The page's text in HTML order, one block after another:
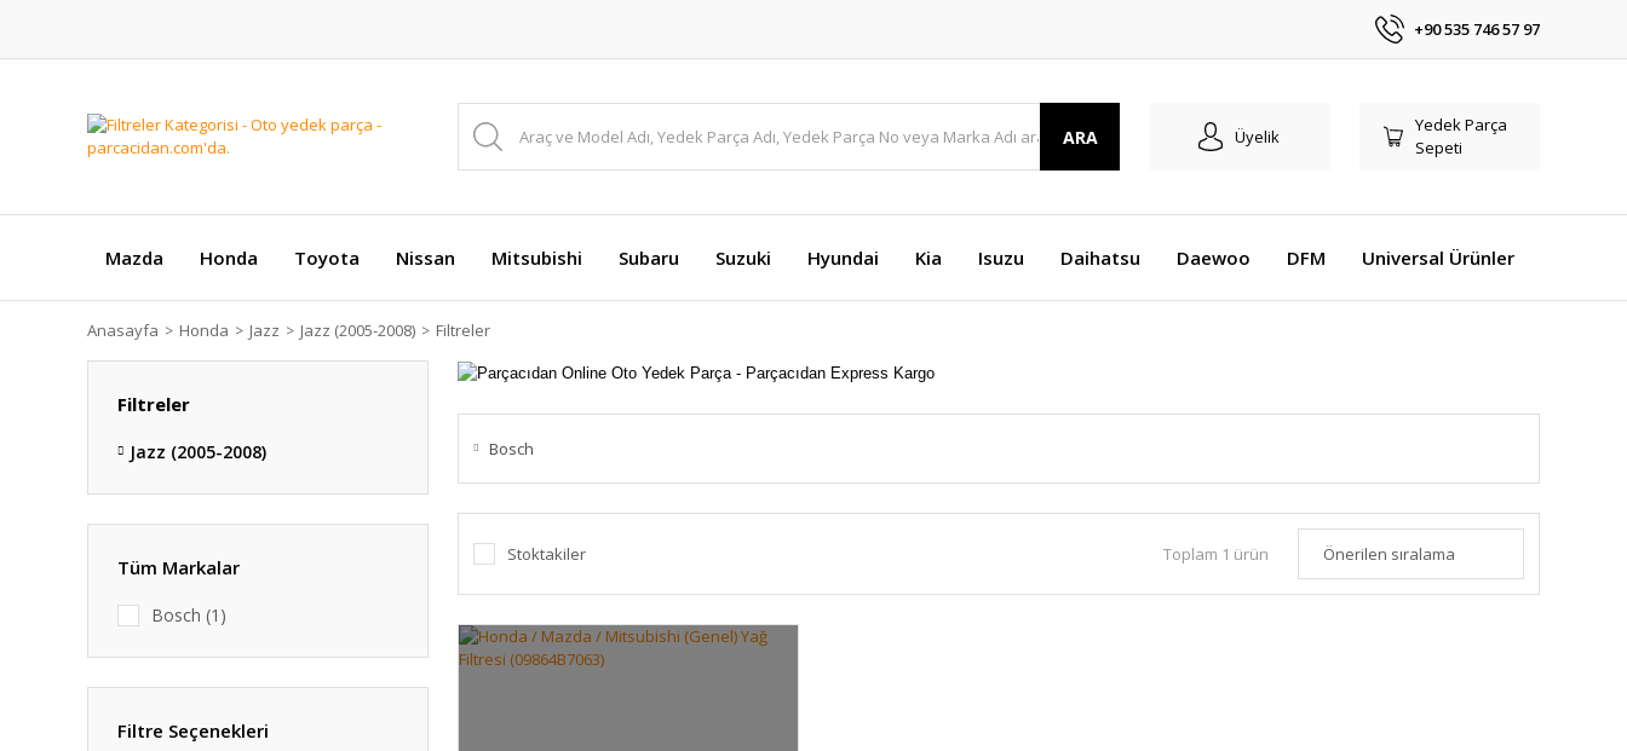
+90 535 746 57 97
ARA Üyelik
Yedek Parça
Sepeti
Mazda Honda Toyota Nissan Mitsubishi Subaru Suzuki Hyundai Kia Isuzu Daihatsu Daewoo DFM Universal Ürünler
Anasayfa Honda Jazz Jazz (2005-2008) Filtreler
Filtreler
Jazz (2005-2008)
Tüm Markalar
Bosch (1)
Filtre Seçenekleri
Bosch
Stoktakiler Toplam 1 ürün